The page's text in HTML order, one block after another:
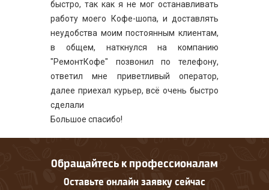
быстро, так как я не мог останавливать
работу моего Кофе-шопа, и доставлять
неудобства моим постоянным клиентам,
в общем, наткнулся на компанию
"РемонтКофе" позвонил по телефону,
ответил мне приветливый оператор,
далее приехал курьер, всё очень быстро
сделали
Большое спасибо!
Обращайтесь к профессионалам
Оставьте онлайн заявку сейчас